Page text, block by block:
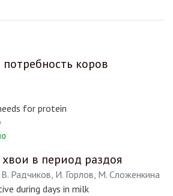
коров
for protein
в период раздоя
Радчиков, И. Горлов, М. Сложенкина
during days in milk